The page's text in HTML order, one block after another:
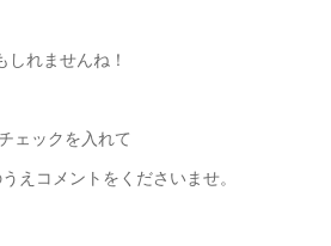
れませんね！
ェックを入れて
えコメントをくださいませ。